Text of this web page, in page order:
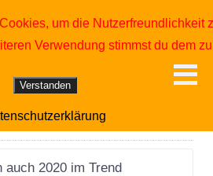
info@Dieter-Otto-Immobilien.de
auch 2020 im Trend
um die Nutzerfreundlichkeit
Verwendung stimmst du dem
Verstanden